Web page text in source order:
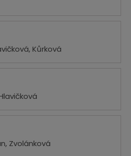
Kůrková
Zvolánková